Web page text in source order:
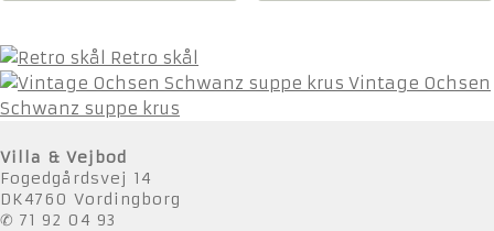
Retro skål
Vintage Ochsen
Schwanz suppe krus
Villa & Vejbod
Fogedgårdsvej 14
DK4760 Vordingborg
✆ 71 92 04 93